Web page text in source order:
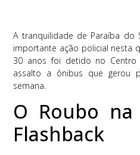
A tranquilidade de Paraíba do
importante ação policial nesta
30 anos foi detido no
assalto a ônibus que gerou
semana.
O Roubo na
Flashback